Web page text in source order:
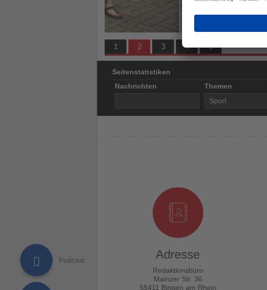
Die Isar als Bühne für Abenteuer und
1 2 3 4 5
Seitenstatistiken
Nachrichten
Themen
Adresse
Redaktionsbüro
Mainzer Str. 36
55411 Bingen am Rhein